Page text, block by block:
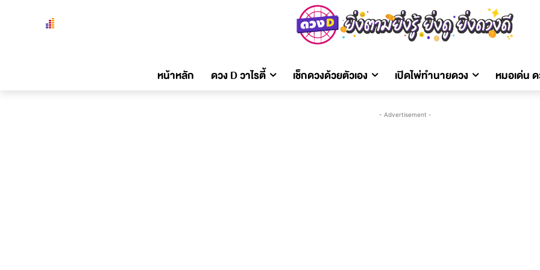
หน้าหลัก ดวง D วาไรตี้ เช็กดวงด้วยตัวเอง เปิดไพ่ทำนายดวง หมอเด่น
- Advertisement -